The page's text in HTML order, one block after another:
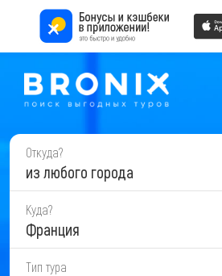
Откуда?
из любого города
Куда?
Франция
Тип тура